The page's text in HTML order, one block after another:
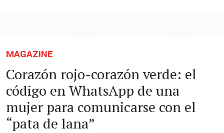
MAGAZINE
Corazón rojo-corazón verde: el
código en WhatsApp de una
mujer para comunicarse con el
“pata de lana”